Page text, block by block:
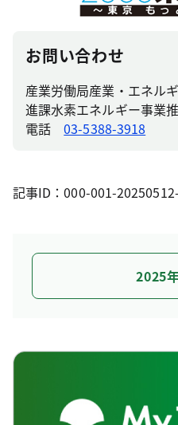
お問い合わせ
産業労働局産業・エネル
進課水素エネルギー事業
電話03-5388-3918
記事ID：000-001-
2025